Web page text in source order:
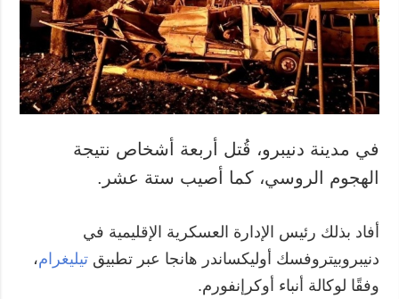
المزيد
التقارير
مقابلات
الصور
الفيديوهات
خدمات
الاشتراك
بنك الصور
في مدينة دنيبرو، قُتل أربعة أشخاص نتيجة
الهجوم الروسي، كما أصيب ستة عشر.
أفاد بذلك رئيس الإدارة العسكرية الإقليمية في
دنيبروبيتروفسك أوليكساندر هانجا عبر تطبيقتيليغرام،
وفقًا لوكالة أنباء أوكرإنفورم.